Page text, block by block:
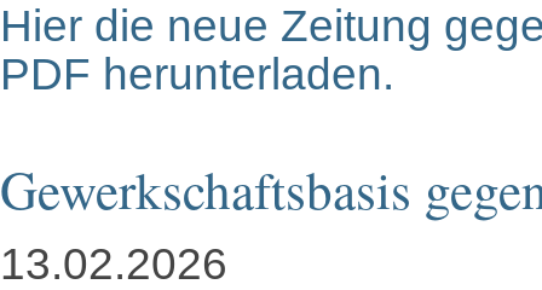
Hier die neue Zeitung
PDF herunterladen.
Gewerkschaftsbasis
13.02.2026